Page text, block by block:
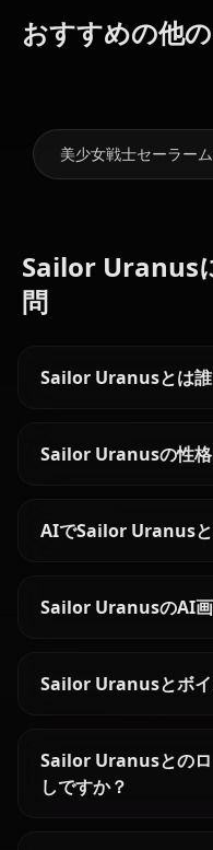
おすすめの他
月野うさぎ
美少女戦士セーラー
Sailor Uranus
問
Sailor Uranusとは誰
Sailor Uranusの性格
AIでSailor Uranusと
Sailor UranusのAI画
Sailor Uranusとボイ
Sailor Uranusとのロ
しですか？